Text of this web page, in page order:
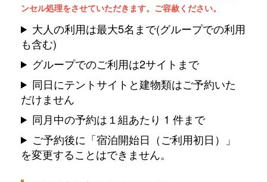
ンセル処理をさせていただきます。ご容赦ください。
大人の利用は最大5名まで(グループでの利用
も含む)
グループでのご利用は2サイトまで
同日にテントサイトと建物類はご予約いた
だけません
同月中の予約は１組あたり 1 件まで
ご予約後に「宿泊開始日（ご利用初日）」
を変更することはできません。